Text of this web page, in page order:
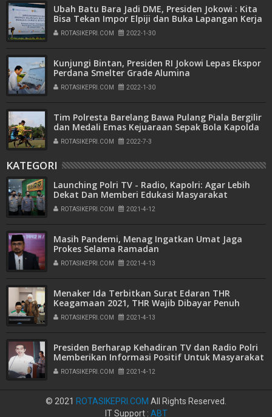
Ubah Batu Bara Jadi DME, Presiden Jokowi : Kita
Bisa Tekan Impor Elpiji dan Buka Lapangan Kerja
ROTASIKEPRI.COM 2022-1-30
Kunjungi Bintan, Presiden RI Jokowi Lepas Ekspor
Perdana Smelter Grade Alumina
ROTASIKEPRI.COM 2022-1-30
Tim Polresta Barelang Bawa Pulang Piala Bergilir
dan Medali Emas Kejuaraan Sepak Bola Kapolda
Kepri Cup Tahun 2022
ROTASIKEPRI.COM 2022-7-3
KATEGORI
Launching Polri TV - Radio, Kapolri: Agar Lebih
Dekat Dan Memberi Edukasi Masyarakat
ROTASIKEPRI.COM 2021-4-12
Masih Pandemi, Menag Ingatkan Umat Jaga
Prokes Selama Ramadan
ROTASIKEPRI.COM 2021-4-13
Menaker Ida Terbitkan Surat Edaran THR
Keagamaan 2021, THR Wajib Dibayar Penuh
ROTASIKEPRI.COM 2021-4-13
Presiden Berharap Kehadiran TV dan Radio Polri
Memberikan Informasi Positif Untuk Masyarakat
ROTASIKEPRI.COM 2021-4-12
© 2021 ROTASIKEPRI.COM All Rights Reserved.
IT Support : ABT